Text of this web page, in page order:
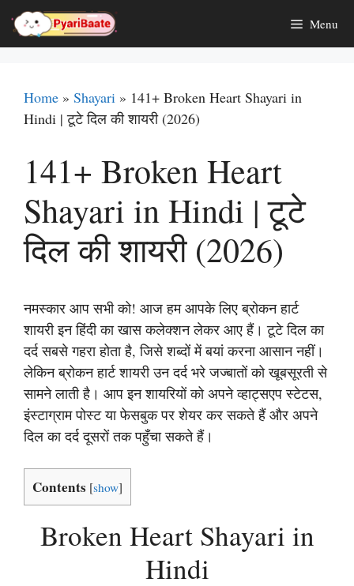
Skip
content
Menu
Home » Shayari » 141+ Broken Heart Shayari in
Hindi | टूटे दिल की शायरी (2026)
141+ Broken Heart
Shayari in Hindi | टूटे
दिल की शायरी (2026)
नमस्कार आप सभी को! आज हम आपके लिए ब्रोकन हार्ट
शायरी इन हिंदी का खास कलेक्शन लेकर आए हैं। टूटे दिल का
दर्द सबसे गहरा होता है, जिसे शब्दों में बयां करना आसान नहीं।
लेकिन ब्रोकन हार्ट शायरी उन दर्द भरे जज्बातों को खूबसूरती से
सामने लाती है। आप इन शायरियों को अपने व्हाट्सएप स्टेटस,
इंस्टाग्राम पोस्ट या फेसबुक पर शेयर कर सकते हैं और अपने
दिल का दर्द दूसरों तक पहुँचा सकते हैं।
Contents [show]
Broken Heart Shayari in
Hindi